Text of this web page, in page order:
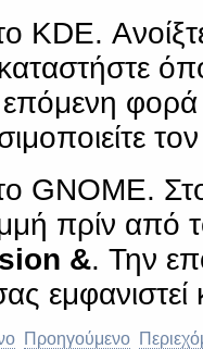
KDE.
φορά
GNOME.
πρίν από
&. Την
Προηγούμενο